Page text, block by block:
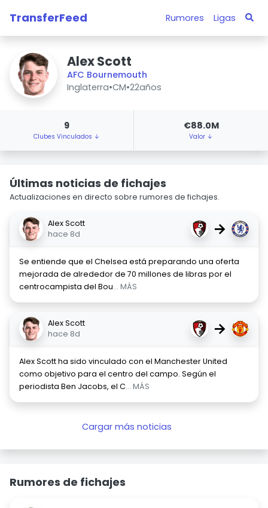
TransferFeed Rumores Ligas
Alex Scott
AFC Bournemouth
Inglaterra•CM•22años
9
Clubes Vinculados ↓
€88.0M
Valor ↓
Últimas noticias de fichajes
Actualizaciones en directo sobre rumores de fichajes.
Alex Scott
hace 8d
→
Se entiende que el Chelsea está preparando una oferta
mejorada de alrededor de 70 millones de libras por el
centrocampista del Bou... MÁS
Alex Scott
hace 8d
→
Alex Scott ha sido vinculado con el Manchester United
como objetivo para el centro del campo. Según el
periodista Ben Jacobs, el C... MÁS
Cargar más noticias
Rumores de fichajes